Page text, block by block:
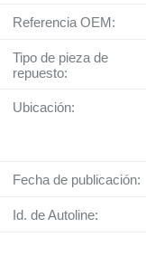
Referencia OEM:
Tipo de pieza de
repuesto:
Ubicación:
Fecha de publicación:
Id. de Autoline: